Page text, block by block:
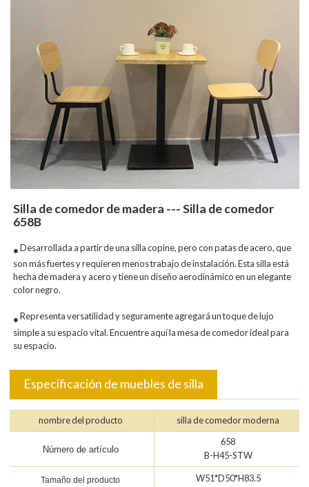
Silla de comedor de madera --- Silla de comedor
658B
● Desarrollada a partir de una silla copine, pero con patas de acero, que
son más fuertes y requieren menos trabajo de instalación. Esta silla está
hecha de madera y acero y tiene un diseño aerodinámico en un elegante
color negro.
● Representa versatilidad y seguramente agregará un toque de lujo
simple a su espacio vital. Encuentre aquí la mesa de comedor ideal para
su espacio.
Especificación de muebles de silla
nombre del producto silla de comedor moderna
Número de artículo
658
B-H45-STW
Tamaño del producto W51*D50*H83.5